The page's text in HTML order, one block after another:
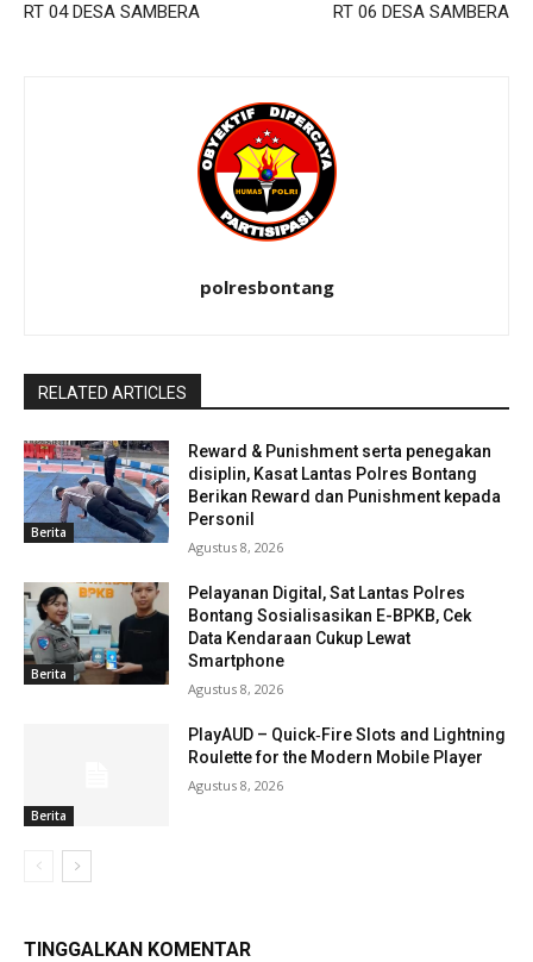
RT 04 DESA SAMBERA
RT 06 DESA SAMBERA
polresbontang
RELATED ARTICLES
Berita
Reward & Punishment serta penegakan
disiplin, Kasat Lantas Polres Bontang
Berikan Reward dan Punishment kepada
Personil
Agustus 8, 2026
Berita
Pelayanan Digital, Sat Lantas Polres
Bontang Sosialisasikan E-BPKB, Cek
Data Kendaraan Cukup Lewat
Smartphone
Agustus 8, 2026
Berita
PlayAUD – Quick‑Fire Slots and Lightning
Roulette for the Modern Mobile Player
Agustus 8, 2026
TINGGALKAN KOMENTAR